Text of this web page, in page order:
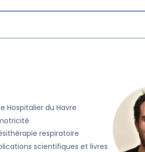
Hospitalier du Havre
respiratoire
scientifiques et livres